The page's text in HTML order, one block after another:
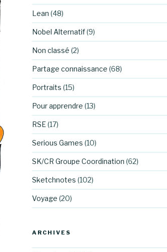
Lean (48)
Nobel Alternatif(9)
Non classé (2)
Partage connaissance (68)
Portraits (15)
Pour apprendre (13)
RSE(17)
Serious Games (10)
SK/CR Groupe Coordination (62)
Sketchnotes (102)
Voyage (20)
ARCHIVES